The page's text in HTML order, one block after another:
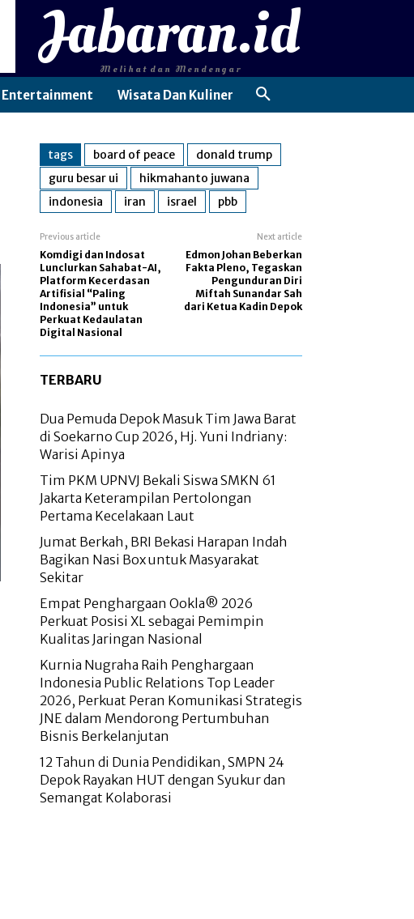
Jabaran.id
Melihat dan Mendengar
Entertainment Wisata Dan Kuliner
tags board of peace
donald trump
guru besar ui
hikmahanto juwana
indonesia
iran israel pbb
Previous article
Komdigi dan Indosat
Lunclurkan Sahabat-AI,
Platform Kecerdasan
Artifisial “Paling
Indonesia” untuk
Perkuat Kedaulatan
Digital Nasional
Next article
Edmon Johan Beberkan
Fakta Pleno, Tegaskan
Pengunduran Diri
Miftah Sunandar Sah
dari Ketua Kadin Depok
TERBARU
Dua Pemuda Depok Masuk Tim Jawa Barat
di Soekarno Cup 2026, Hj. Yuni Indriany:
Warisi Apinya
Tim PKM UPNVJ Bekali Siswa SMKN 61
Jakarta Keterampilan Pertolongan
Pertama Kecelakaan Laut
Jumat Berkah, BRI Bekasi Harapan Indah
Bagikan Nasi Box untuk Masyarakat
Sekitar
Empat Penghargaan Ookla® 2026
Perkuat Posisi XL sebagai Pemimpin
Kualitas Jaringan Nasional
Kurnia Nugraha Raih Penghargaan
Indonesia Public Relations Top Leader
2026, Perkuat Peran Komunikasi Strategis
JNE dalam Mendorong Pertumbuhan
Bisnis Berkelanjutan
12 Tahun di Dunia Pendidikan, SMPN 24
Depok Rayakan HUT dengan Syukur dan
Semangat Kolaborasi